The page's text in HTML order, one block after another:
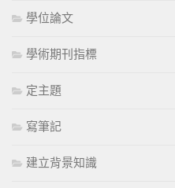
學位論文
學術期刊指標
定主題
寫筆記
建立背景知識